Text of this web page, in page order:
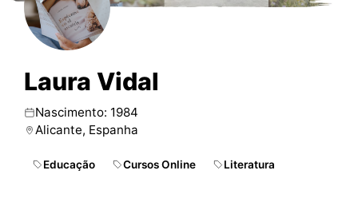
Laura Vidal
Nascimento: 1984
Alicante, Espanha
Educação Cursos Online Literatura